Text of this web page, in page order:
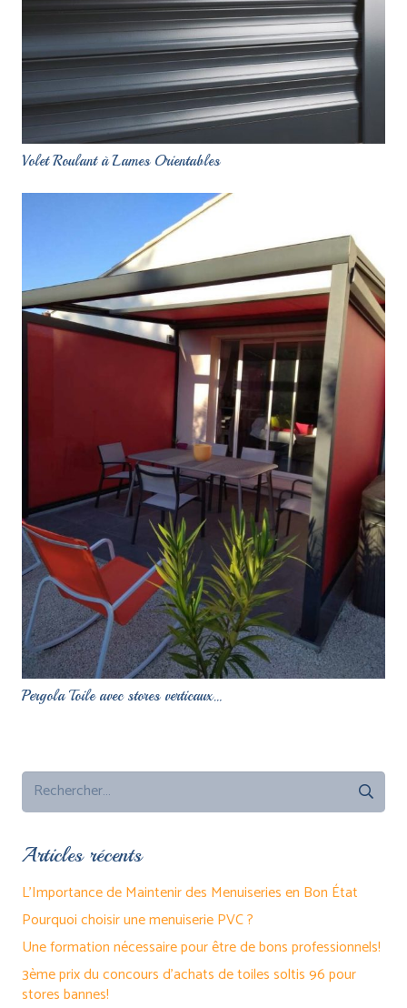
Volet Roulant à Lames Orientables
Pergola Toile avec stores verticaux…
Articles récents
L’Importance de Maintenir des Menuiseries en Bon État
Pourquoi choisir une menuiserie PVC ?
Une formation nécessaire pour être de bons professionnels!
3ème prix du concours d’achats de toiles soltis 96 pour
stores bannes!